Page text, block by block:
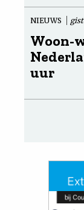
NIEUWS
Woon-
uur